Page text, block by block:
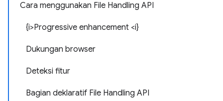
Cara menggunakan File Handling API
{i>Progressive enhancement <i}
Dukungan browser
Deteksi fitur
Bagian deklaratif File Handling API